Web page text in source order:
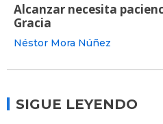
Alcanzar necesita
Gracia
Néstor Mora Núñez
SIGUE LEYENDO